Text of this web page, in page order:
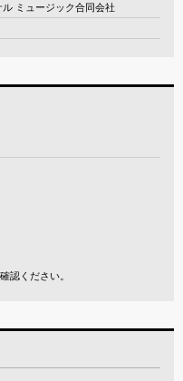
ル ミュージック合同会社
認ください。